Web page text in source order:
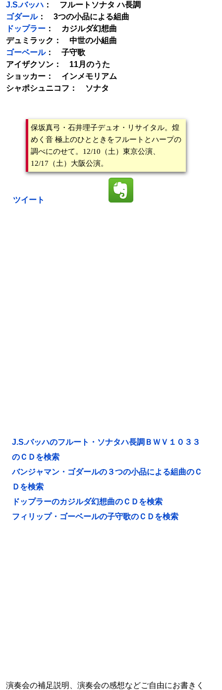
J.S.バッハ ： フルートソナタ ハ長調
ゴダール： 3つの小品による組曲
ドップラー ： カジルダ幻想曲
デュミラック： 中世の小組曲
ゴーベール： 子守歌
アイザクソン： 11月のうた
ショッカー： インメモリアム
シャポシュニコフ： ソナタ
保坂真弓・石井理子デュオ・リサイタル。煌
めく音 極上のひとときをフルートとハープの
調べにのせて。12/10（土）東京公演、
12/17（土）大阪公演。
ツイート
J.S.バッハのフルート・ソナタハ長調ＢＷＶ１０３３
のＣＤを検索
バンジャマン・ゴダールの３つの小品による組曲のＣ
Ｄを検索
ドップラーのカジルダ幻想曲のＣＤを検索
フィリップ・ゴーベールの子守歌のＣＤを検索
演奏会の補足説明、演奏会の感想などご自由にお書きく